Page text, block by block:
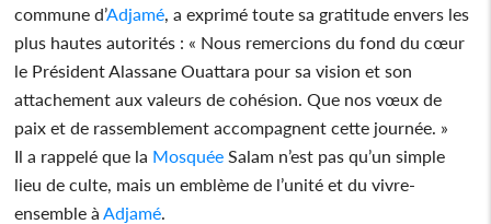
commune d’Adjamé , a exprimé toute sa gratitude envers les
plus hautes autorités : « Nous remercions du fond du cœur
le Président Alassane Ouattara pour sa vision et son
attachement aux valeurs de cohésion. Que nos vœux de
paix et de rassemblement accompagnent cette journée. »
Il a rappelé que la Mosquée Salam n’est pas qu’un simple
lieu de culte, mais un emblème de l’unité et du vivre-
ensemble à Adjamé